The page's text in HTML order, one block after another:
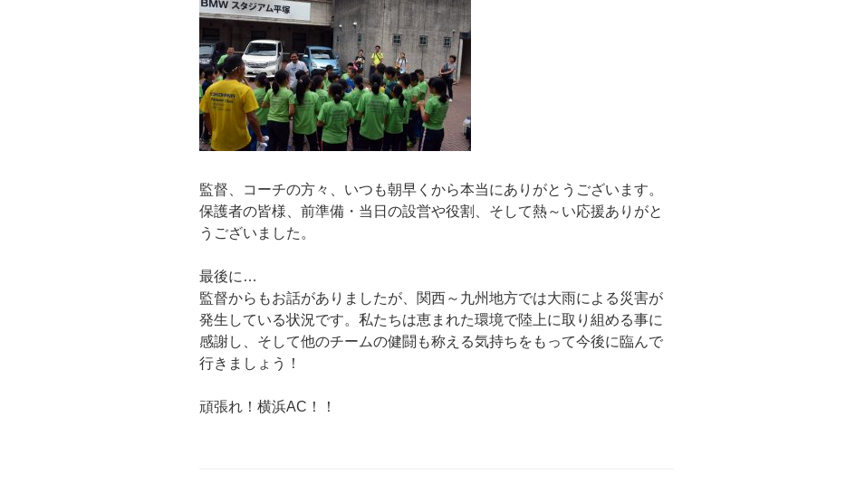
監督、コーチの方々、いつも朝早くから本当にありがとうございます。
保護者の皆様、前準備・当日の設営や役割、そして熱～い応援ありがと
うございました。
最後に…
監督からもお話がありましたが、関西～九州地方では大雨による災害が
発生している状況です。私たちは恵まれた環境で陸上に取り組める事に
感謝し、そして他のチームの健闘も称える気持ちをもって今後に臨んで
行きましょう！
頑張れ！横浜AC！！